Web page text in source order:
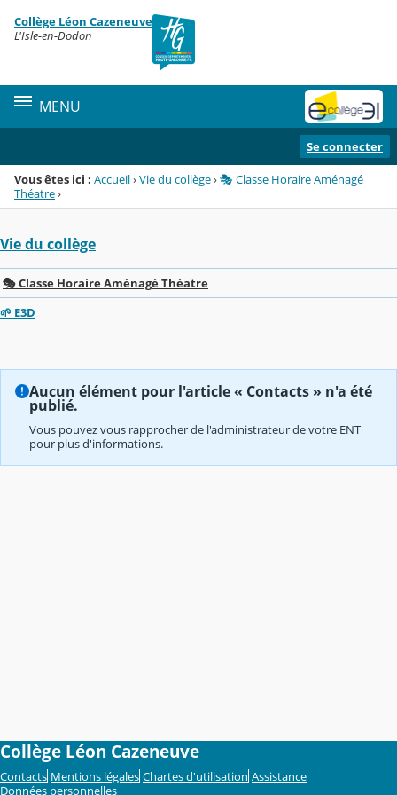
Menu de la rubrique
Contenu
Collège Léon Cazeneuve
L'Isle-en-Dodon
MENU
Se connecter
Vous êtes ici : Accueil›Vie du collège›🎭 Classe Horaire Aménagé
Théatre›
Vie du collège
🎭 Classe Horaire Aménagé Théatre
🌱 E3D
Aucun élément pour l'article « Contacts » n'a été
publié.
Vous pouvez vous rapprocher de l'administrateur de votre ENT
pour plus d'informations.
Collège Léon Cazeneuve
Contacts Mentions légales Chartes d'utilisation Assistance
Données personnelles